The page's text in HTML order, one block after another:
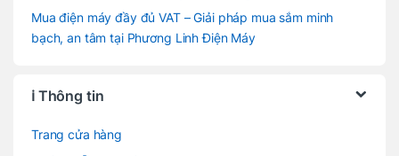
Mua điện máy đầy đủ VAT – Giải pháp mua sắm minh
bạch, an tâm tại Phương Linh Điện Máy
ℹ️ Thông tin
Trang cửa hàng